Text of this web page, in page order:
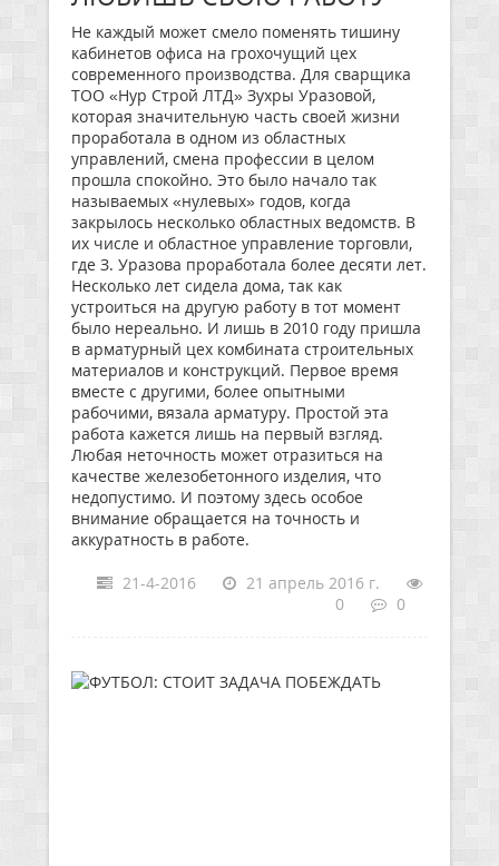
Не каждый может смело поменять тишину
кабинетов офиса на грохочущий цех
современного производства. Для сварщика
ТОО «Нур Строй ЛТД» Зухры Уразовой,
которая значительную часть своей жизни
проработала в одном из областных
управлений, смена профессии в целом
прошла спокойно. Это было начало так
называемых «нулевых» годов, когда
закрылось несколько областных ведомств. В
их числе и областное управление торговли,
где З. Уразова проработала более десяти лет.
Несколько лет сидела дома, так как
устроиться на другую работу в тот момент
было нереально. И лишь в 2010 году пришла
в арматурный цех комбината строительных
материалов и конструкций. Первое время
вместе с другими, более опытными
рабочими, вязала арматуру. Простой эта
работа кажется лишь на первый взгляд.
Любая неточность может отразиться на
качестве железобетонного изделия, что
недопустимо. И поэтому здесь особое
внимание обращается на точность и
аккуратность в работе.
21-4-2016
21 апрель 2016 г.
0
0